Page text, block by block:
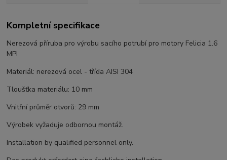
Kompletní specifikace
Nerezová příruba pro výrobu sacího potrubí pro motory Felicia 1.6
MPI
Materiál: nerezová ocel - třída AISI 304
Tloušťka materiálu: 10 mm
Vnitřní průměr otvorů: 29 mm
Výrobek vyžaduje odbornou montáž.
Installation by qualified personnel only.